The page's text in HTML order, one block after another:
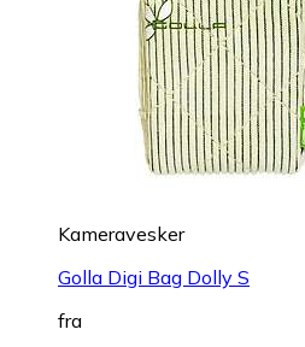
Kameravesker
Golla Digi Bag Dolly S
fra